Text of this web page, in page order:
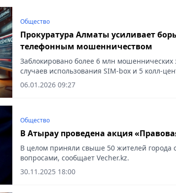
Общество
Прокуратура Алматы усиливает
телефонным мошенничеством
Заблокировано более 6 млн мошеннических
случаев использования SIM-box и 5 колл-
сообщает Vecher.kz.
06.01.2026 09:27
Общество
В Атырау проведена акция
В целом приняли свыше 50 жителей города
вопросами, сообщает Vecher.kz.
30.11.2025 18:00